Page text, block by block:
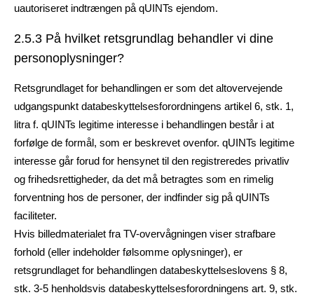
uautoriseret indtrængen på qUINTs ejendom.
2.5.3 På hvilket retsgrundlag behandler vi dine
personoplysninger?
Retsgrundlaget for behandlingen er som det altovervejende
udgangspunkt databeskyttelsesforordningens artikel 6, stk. 1,
litra f. qUINTs legitime interesse i behandlingen består i at
forfølge de formål, som er beskrevet ovenfor. qUINTs legitime
interesse går forud for hensynet til den registreredes privatliv
og frihedsrettigheder, da det må betragtes som en rimelig
forventning hos de personer, der indfinder sig på qUINTs
faciliteter.
Hvis billedmaterialet fra TV-overvågningen viser strafbare
forhold (eller indeholder følsomme oplysninger), er
retsgrundlaget for behandlingen databeskyttelseslovens § 8,
stk. 3-5 henholdsvis databeskyttelsesforordningens art. 9, stk.